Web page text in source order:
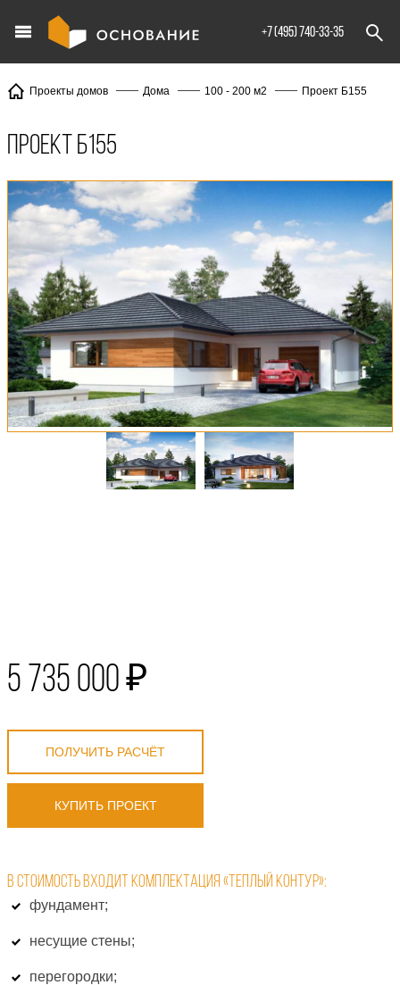
+7 (495) 740-33-35
Проекты домов Дома 100 - 200 м2 Проект Б155
Проект Б155
5 735 000 ₽
ПОЛУЧИТЬ РАСЧЁТ
КУПИТЬ ПРОЕКТ
В СТОИМОСТЬ ВХОДИТ КОМПЛЕКТАЦИЯ «ТЕПЛЫЙ КОНТУР»:
фундамент;
несущие стены;
перегородки;